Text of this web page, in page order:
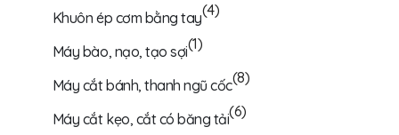
Khuôn ép cơm bằng tay(4)
Máy bào, nạo, tạo sợi(1)
Máy cắt bánh, thanh ngũ cốc(8)
Máy cắt kẹo, cắt có băng tải(6)